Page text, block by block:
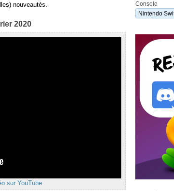
nouveautés.
2020
sur YouTube
Console
Nintendo